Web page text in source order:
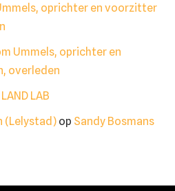
oprichter en voorzitter
Ummels, oprichter en
overleden
LAND LAB
(Lelystad) op Sandy Bosmans